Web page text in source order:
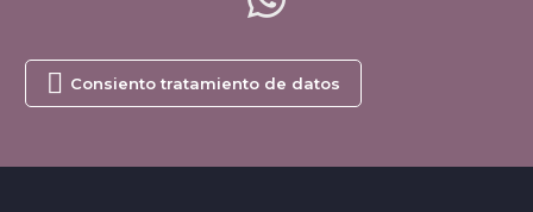
 Consiento tratamiento de datos